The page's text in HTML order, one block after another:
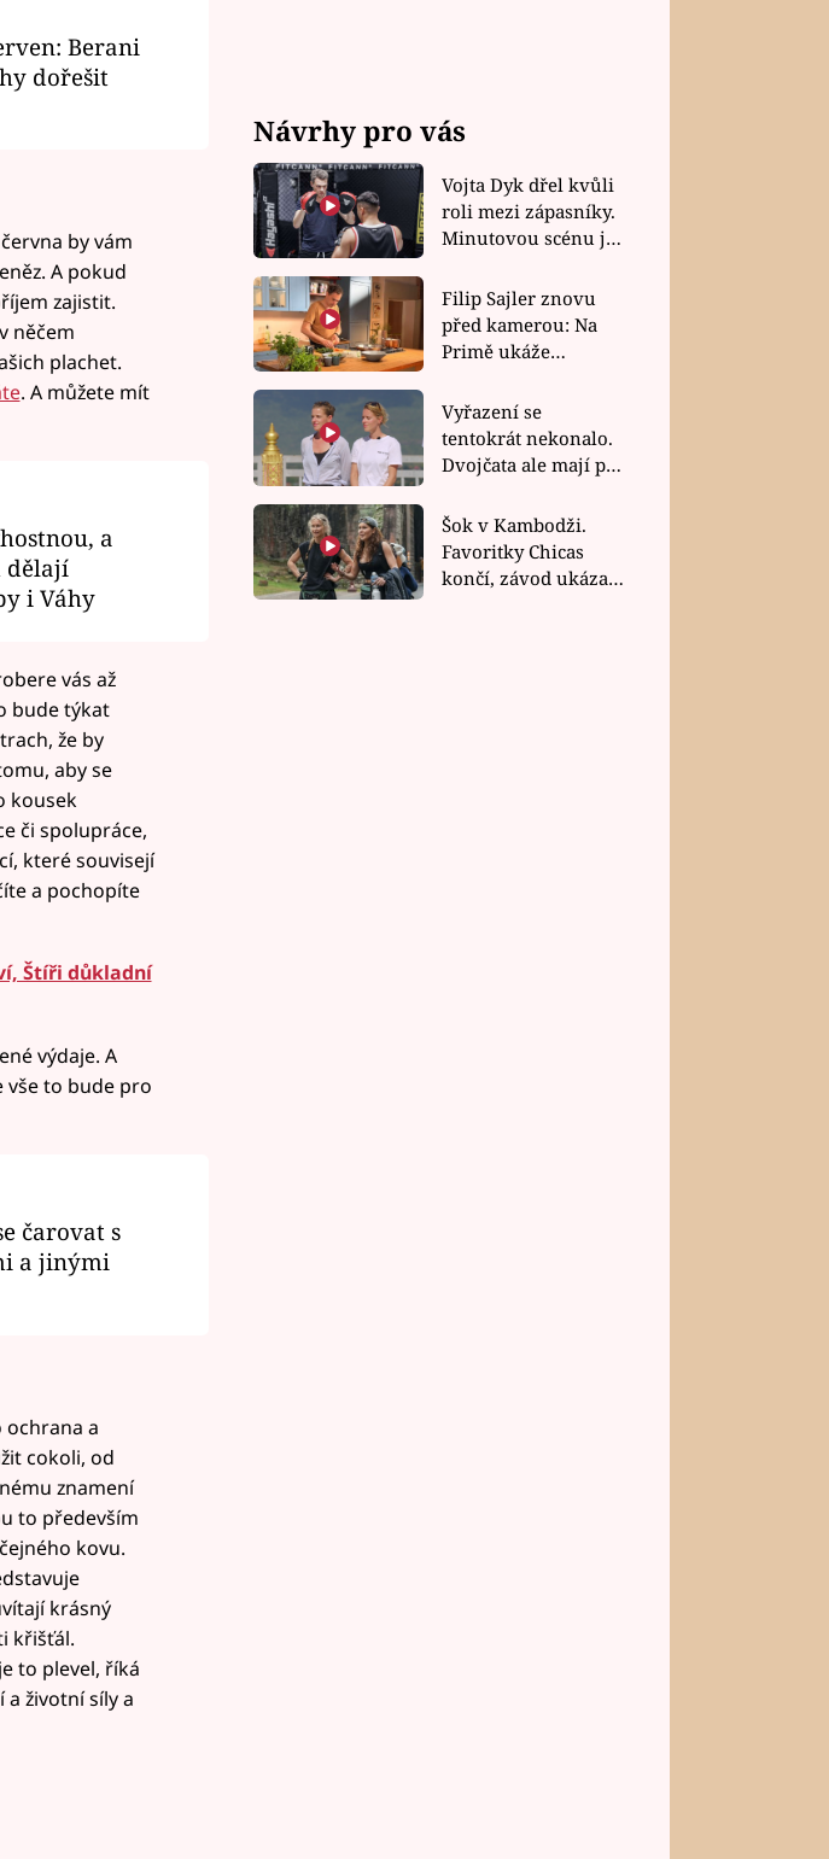
Berani
dořešit
by vám
A pokud
zajistit.
něčem
plachet.
. A můžete mít
a
dělají
i Váhy
vás až
bude týkat
že by
aby se
kousek
či spolupráce,
které souvisejí
a pochopíte
Štíři důkladní
výdaje. A
vše to bude pro
čarovat s
a jinými
ochrana a
cokoli, od
znamení
to především
kovu.
krásný
křišťál.
to plevel, říká
životní síly a
Návrhy pro vás
Vojta Dyk dřel kvůli
roli mezi zápasníky.
Minutovou scénu jel
Filip Sajler znovu
před kamerou: Na
Primě ukáže
rychlé recepty
Vyřazení se
tentokrát nekonalo.
Dvojčata ale mají po
závodu nůž na krku
Šok v Kambodži.
Favoritky Chicas
končí, závod ukázal